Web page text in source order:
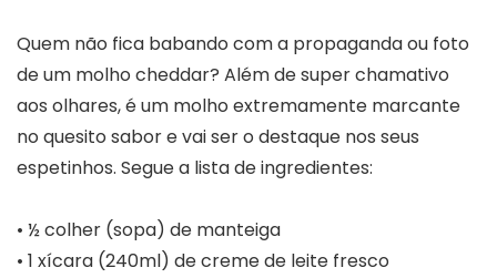
Quem não fica babando com a propaganda ou foto
de um molho cheddar? Além de super chamativo
aos olhares, é um molho extremamente marcante
no quesito sabor e vai ser o destaque nos seus
espetinhos. Segue a lista de ingredientes:
• ½ colher (sopa) de manteiga
• 1 xícara (240ml) de creme de leite fresco